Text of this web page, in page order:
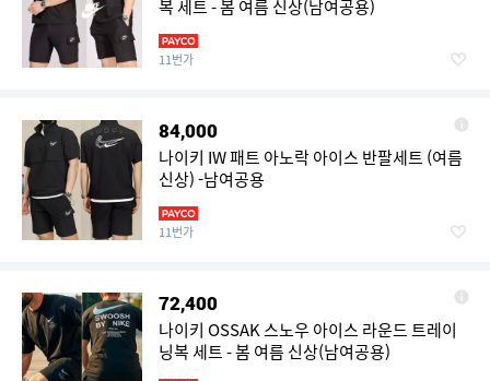
복 세트 - 봄 여름 신상(남여공용)
11번가
84,000
나이키 IW 패트 아노락 아이스 반팔세트 (여름
신상) -남여공용
11번가
72,400
나이키 OSSAK 스노우 아이스 라운드 트레이
닝복 세트 - 봄 여름 신상(남여공용)